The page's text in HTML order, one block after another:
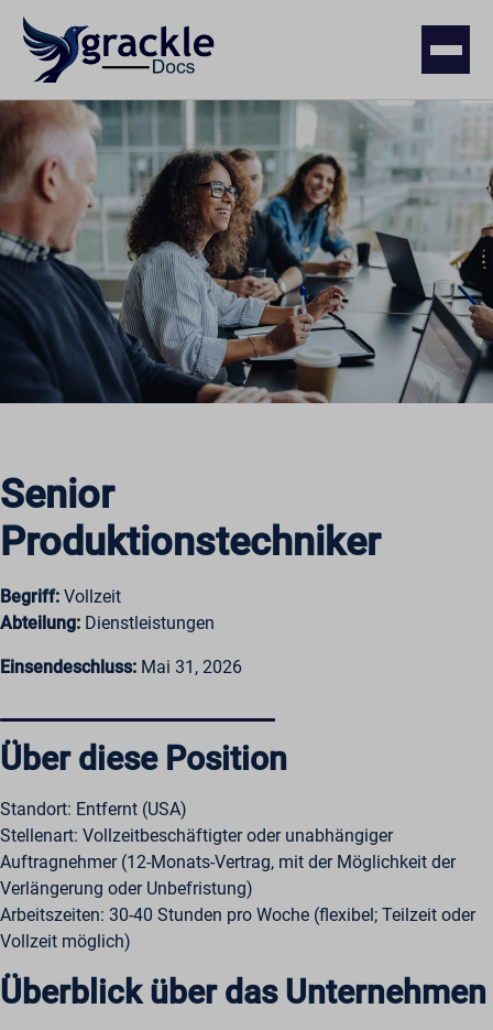
Senior
Produktionstechniker
Begriff: Vollzeit
Abteilung: Dienstleistungen
Einsendeschluss: Mai 31, 2026
Über diese Position
Standort: Entfernt (USA)
Stellenart: Vollzeitbeschäftigter oder unabhängiger
Auftragnehmer (12-Monats-Vertrag, mit der Möglichkeit der
Verlängerung oder Unbefristung)
Arbeitszeiten: 30-40 Stunden pro Woche (flexibel; Teilzeit oder
Vollzeit möglich)
Überblick über das Unternehmen